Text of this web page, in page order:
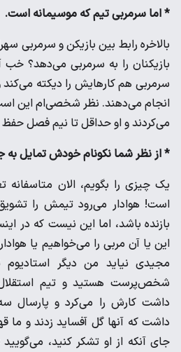
* اما سرمربی تیم که موسیمانه است.
بالاخره رابط بین بازیکن و سرمربی
بازیکنان را به سرمربی می‌دهد؟ خب
سرمربی هم کارهایش را دیکته می‌کند
انجام می‌دهند. نظر شخصی‌ام این
می‌کردند و او حداقل تا نیم فصل
* از نظر شما نکونام خودش تمایل
یک چیزی را بگویم، الان متاسفانه
است! هوادار می‌رود تیمش را
بازنده باشد، اما این نیست که در
این یا آن مربی را می‌خواهیم یا
مجیدی نیاید من دیگر
شخص‌پرست هستید و تیم استقلال
داشت کارش را می‌کرد و پارسال سه
داشت که آنها گل آفساید زدند و ما
جای آنکه از او تشکر کنید،